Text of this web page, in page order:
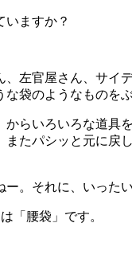
いますか？
左官屋さん、サイ
袋のようなものを
らいろいろな道具
たパシッと元に戻
。それに、いった
「腰袋」です。